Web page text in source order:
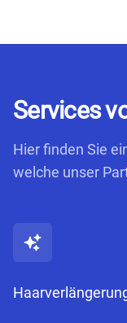
Services
Hier finden Sie
welche unser